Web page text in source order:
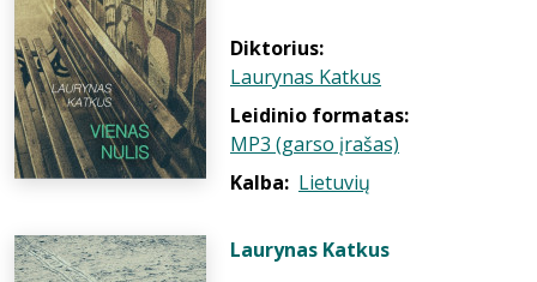
Diktorius:
Laurynas Katkus
Leidinio formatas:
MP3 (garso įrašas)
Kalba: Lietuvių
Laurynas Katkus